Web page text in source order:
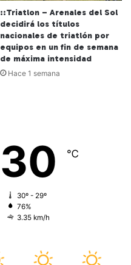
::Triatlon – Arenales del Sol
decidirá los títulos
nacionales de triatlón por
equipos en un fin de semana
de máxima intensidad
Hace 1 semana
30 ℃
30º - 29º
76%
3.35 km/h